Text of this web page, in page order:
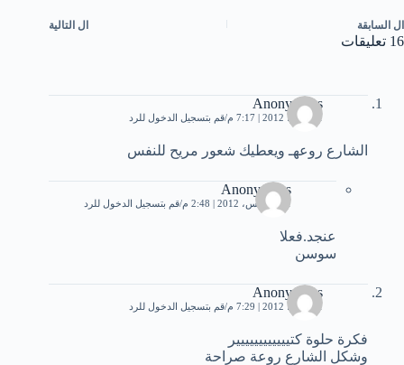
ال السابقة ال التالية
16 تعليقات
Anonymous
31 يوليو، 2012 | 7:17 م قم بتسجيل الدخول للرد
الشارع روعهـ ويعطيك شعور مريح للنفس
Anonymous
1 أغسطس، 2012 | 2:48 م قم بتسجيل الدخول للرد
عنجد.فعلا
سوسن
Anonymous
31 يوليو، 2012 | 7:29 م قم بتسجيل الدخول للرد
فكرة حلوة كتيييييييييييير
وشكل الشارع روعة صراحة